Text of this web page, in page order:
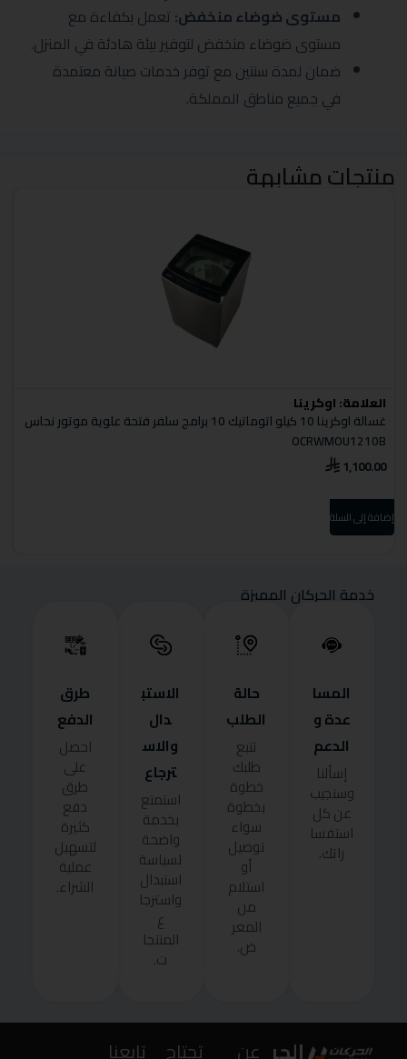
مستوى ضوضاء منخفض: تعمل بكفاءة مع
مستوى ضوضاء منخفض لتوفير بيئة هادئة في المنزل.
ضمان لمدة سنتين مع توفر خدمات صيانة معتمدة
في جميع مناطق المملكة.
منتجات مشابهة
العلامة:اوكرينا
غسالة اوكرينا 10 كيلو اتوماتيك 10 برامج سلفر فتحة علوية موتور نحاس
OCRWMOU1210B
1,100.00
إضافة إلى السلة
خدمة الحركان المميزة
المسا
عدة و
الدعم
إسألنا
وسنجيب
عن كل
استفسا
راتك.
حالة
الطلب
تتبع
طلبك
خطوة
بخطوة
سواء
توصيل
أو
استلام
من
المعر
ض.
الاستب
دال
والاس
ترجاع
استمتع
بخدمة
واضحة
لسياسة
استبدال
واسترجا
ع
المنتجا
ت.
طرق
الدفع
احصل
على
طرق
دفع
كثيرة
لتسهيل
عملية
الشراء.
عن تحتاج تابعنا